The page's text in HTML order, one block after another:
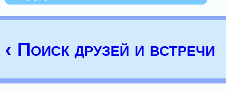
‹ Поиск друзей и встречи